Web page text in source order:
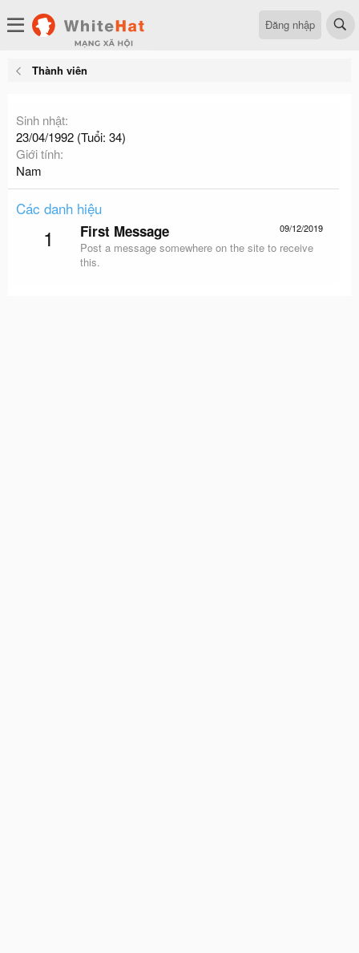
Đăng nhập
Thành viên
Sinh nhật
23/04/1992 (Tuổi: 34)
Giới tính
Nam
Các danh hiệu
1 09/12/2019
First Message
Post a message somewhere on the site to receive
this.